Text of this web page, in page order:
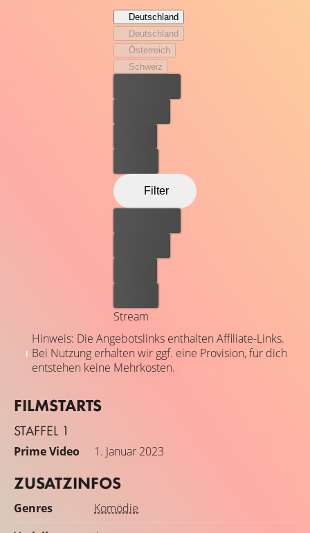
Deutschland
Deutschland
Österreich
Schweiz
Filter
Stream
Hinweis: Die Angebotslinks enthalten Affiliate-Links.
Bei Nutzung erhalten wir ggf. eine Provision, für dich
entstehen keine Mehrkosten.
FILMSTARTS
STAFFEL 1
Prime Video 1. Januar 2023
ZUSATZINFOS
Genres
Komödie